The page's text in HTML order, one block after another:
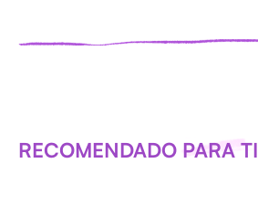
RECOMENDADO PARA TI